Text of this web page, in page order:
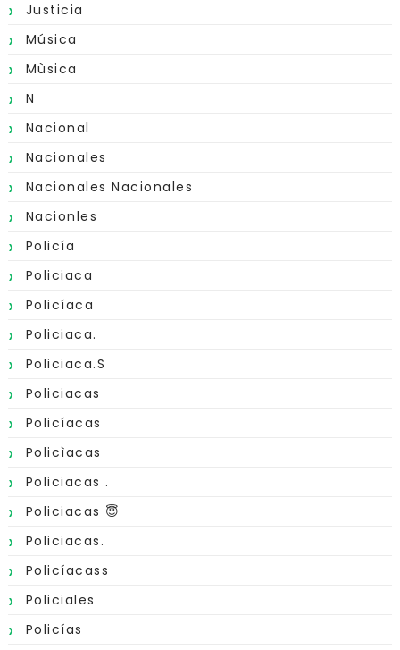
Justicia
Música
Mùsica
N
Nacional
Nacionales
Nacionales Nacionales
Nacionles
Policía
Policiaca
Policíaca
Policiaca.
Policiaca.s
Policiacas
Policíacas
Policìacas
Policiacas .
Policiacas 😇
Policiacas.
Policíacass
Policiales
Policías